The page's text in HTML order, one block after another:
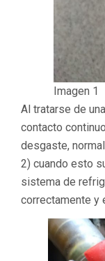
Imagen 1
Al tratarse de
contacto
desgaste,
2) cuando esto
sistema de
correctamente y